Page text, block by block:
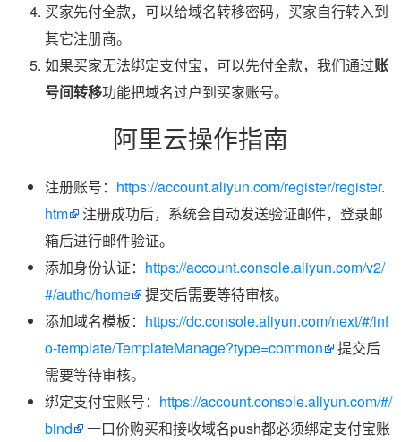
买家先付全款，可以给域名转移密码，买家自行转入到
其它注册商。
如果买家无法绑定支付宝，可以先付全款，我们通过账
号间转移功能把域名过户到买家账号。
阿里云操作指南
注册账号： https://account.aliyun.com/register/register.
htm
注册成功后，系统会自动发送验证邮件，登录邮
箱后进行邮件验证。
添加身份认证： https://account.console.aliyun.com/v2/
#/authc/home
提交后需要等待审核。
添加域名模板： https://dc.console.aliyun.com/next/#/inf
o-template/TemplateManage?type=common
提交后
需要等待审核。
绑定支付宝账号： https://account.console.aliyun.com/#/
bind
一口价购买和接收域名push都必须绑定支付宝账